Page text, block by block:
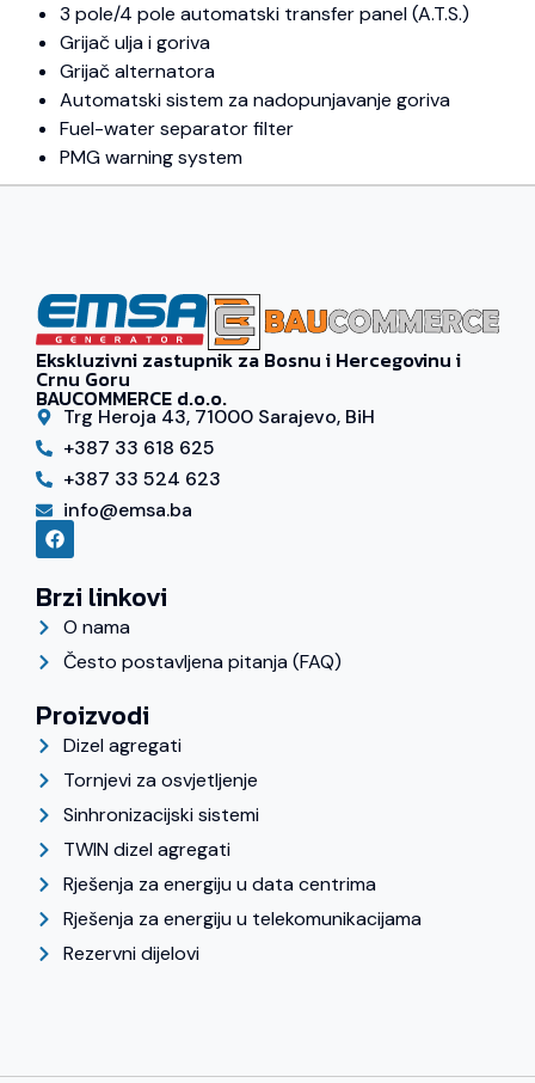
3 pole/4 pole automatski transfer panel (A.T.S.)
Grijač ulja i goriva
Grijač alternatora
Automatski sistem za nadopunjavanje goriva
Fuel-water separator filter
PMG warning system
Ekskluzivni zastupnik za Bosnu i Hercegovinu i
Crnu Goru
BAUCOMMERCE d.o.o.
Trg Heroja 43, 71000 Sarajevo, BiH
+387 33 618 625
+387 33 524 623
info@emsa.ba
Brzi linkovi
O nama
Često postavljena pitanja (FAQ)
Proizvodi
Dizel agregati
Tornjevi za osvjetljenje
Sinhronizacijski sistemi
TWIN dizel agregati
Rješenja za energiju u data centrima
Rješenja za energiju u telekomunikacijama
Rezervni dijelovi